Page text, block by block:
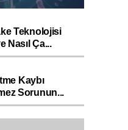
Teknolojisi
Nasıl Ça...
Kaybı
Sorunun...